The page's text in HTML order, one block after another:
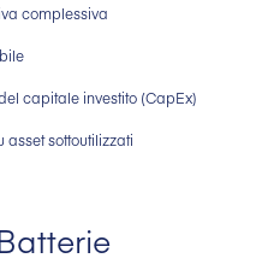
complessiva
capitale investito (CapEx)
asset sottoutilizzati